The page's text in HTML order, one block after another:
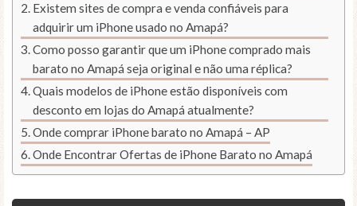
Existem sites de compra e venda confiáveis para
adquirir um iPhone usado no Amapá?
Como posso garantir que um iPhone comprado mais
barato no Amapá seja original e não uma réplica?
Quais modelos de iPhone estão disponíveis com
desconto em lojas do Amapá atualmente?
Onde comprar iPhone barato no Amapá – AP
Onde Encontrar Ofertas de iPhone Barato no Amapá